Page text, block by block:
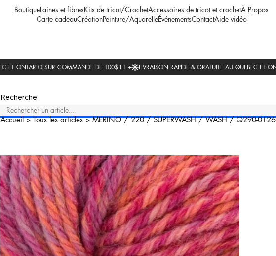
BoutiqueLaines et fibresKits de tricot/CrochetAccessoires de tricot et crochetÀ Propos
Carte cadeauCréationPeinture/AquarelleÉvénementsContactAide vidéo
Recherche
Accueil>Tous les articles>MERINO / 220 / SUPERWASH / WASH / Q290-0126